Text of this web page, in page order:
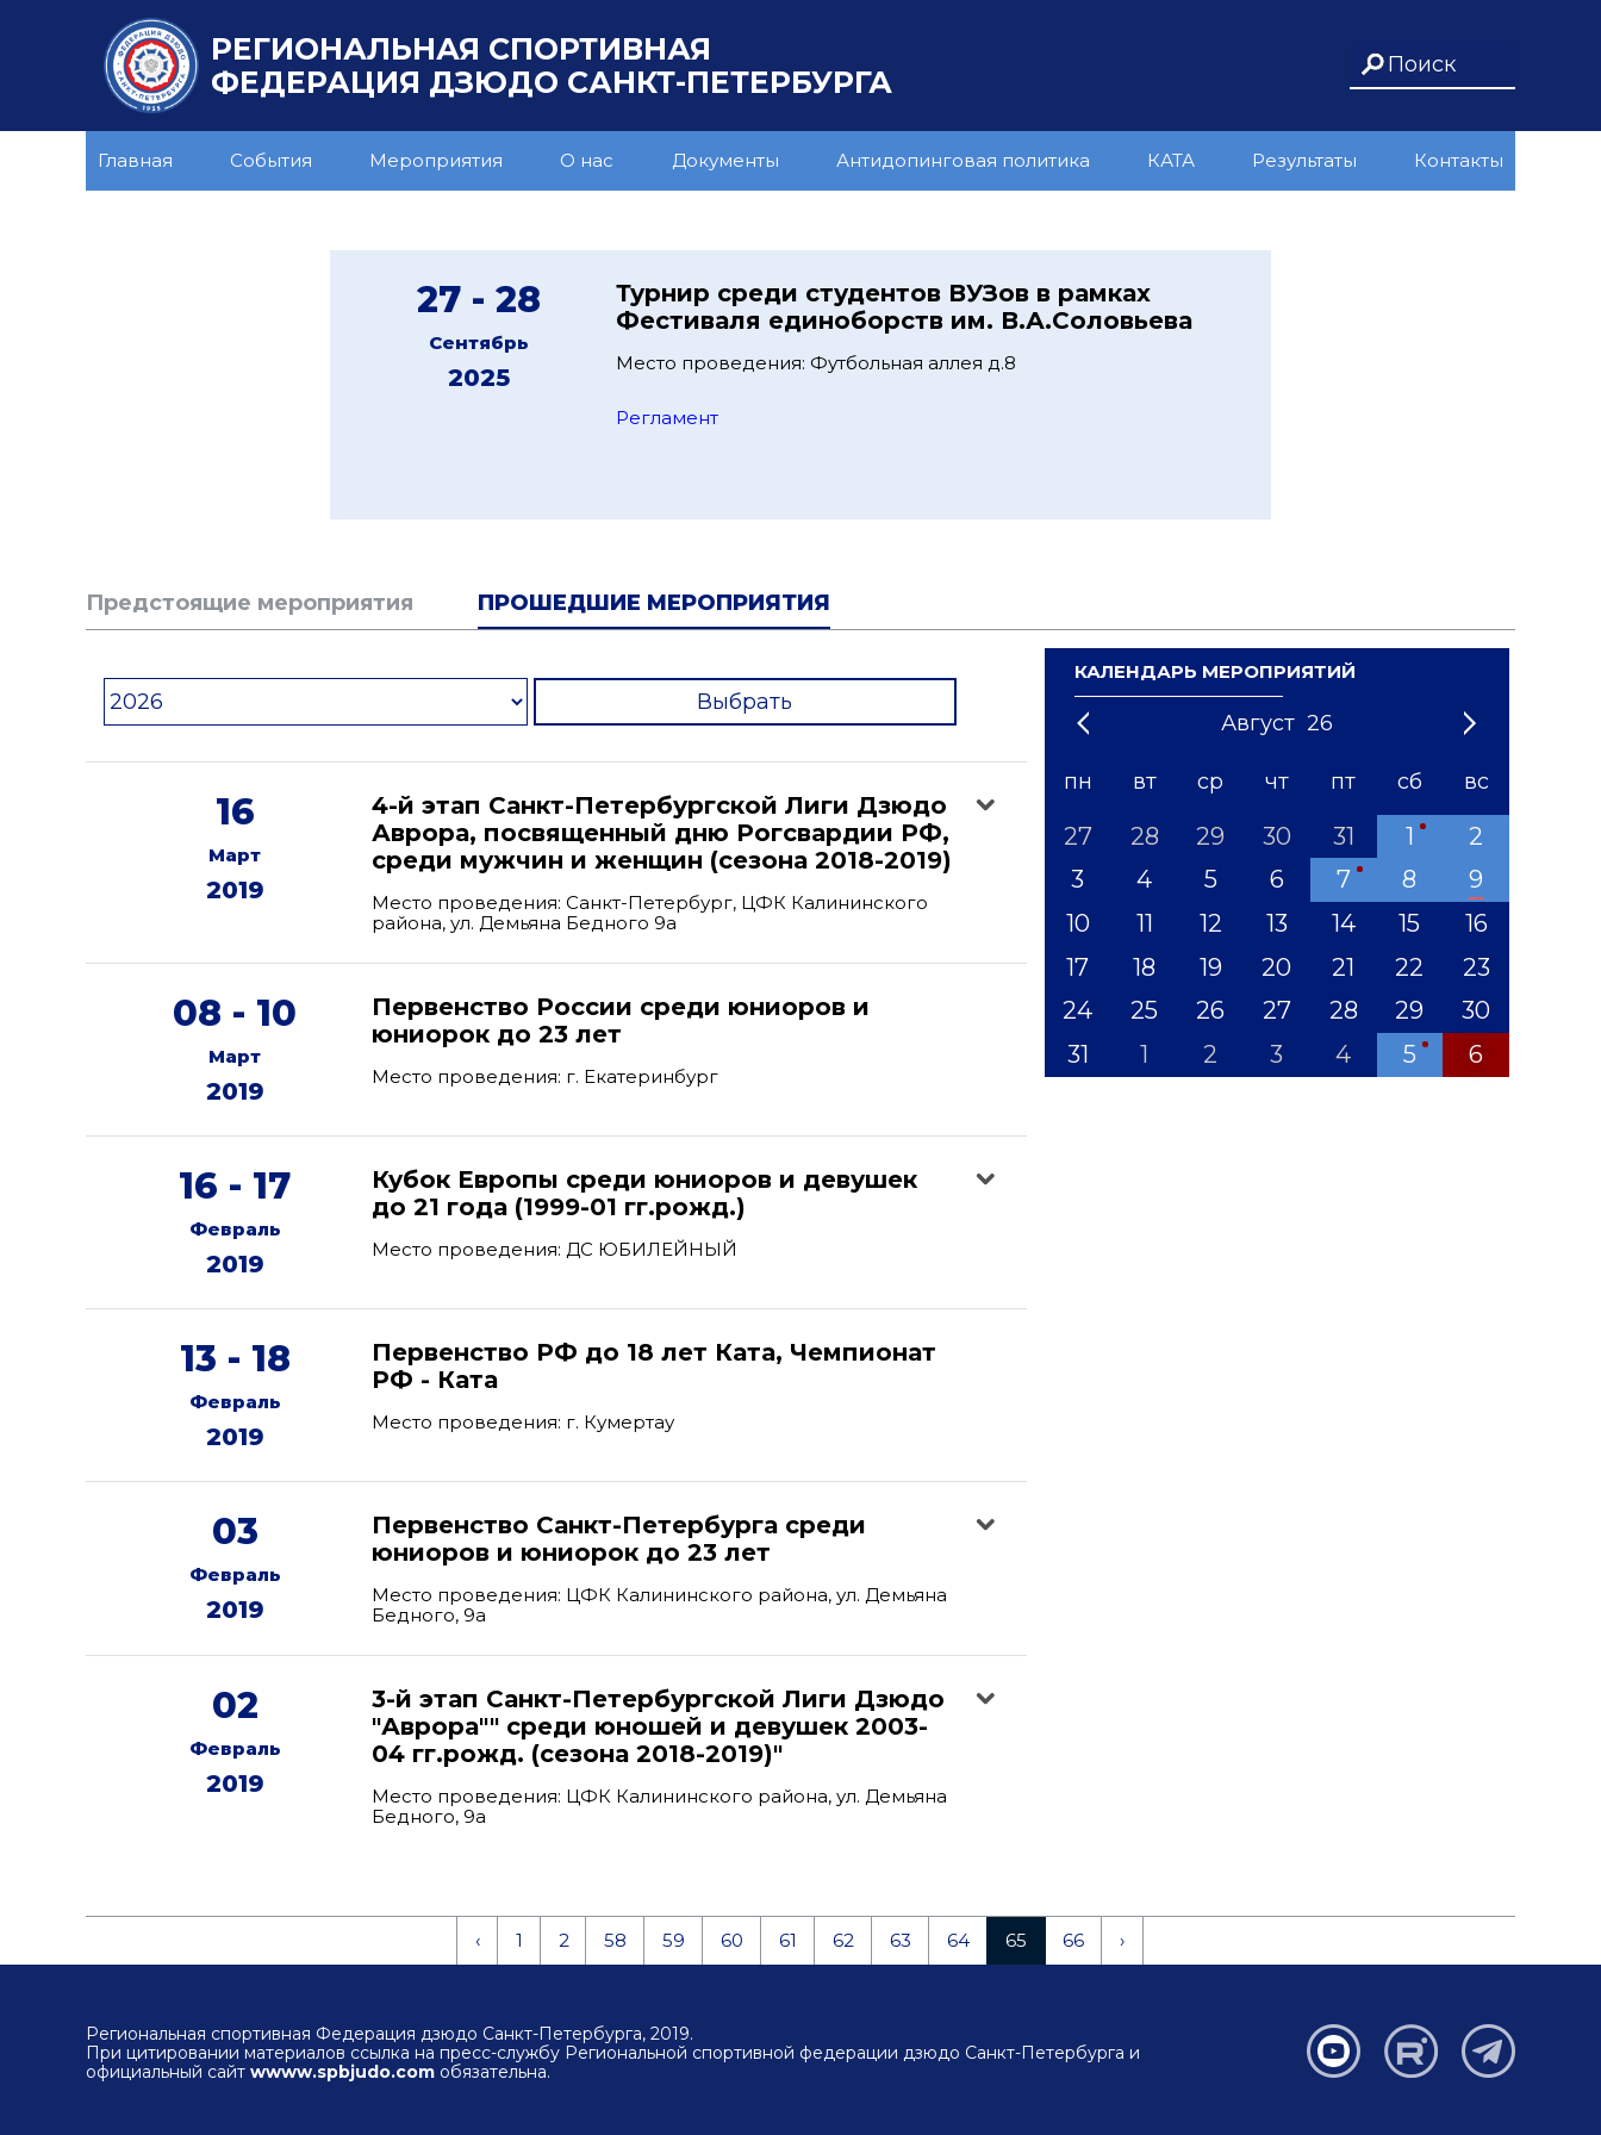
РЕГИОНАЛЬНАЯ СПОРТИВНАЯ
ФЕДЕРАЦИЯ ДЗЮДО САНКТ-ПЕТЕРБУРГА
Главная События Мероприятия О нас Документы Антидопинговая политика КАТА Результаты Контакты
27 - 28
Сентябрь
2025
Турнир среди студентов ВУЗов в рамках
Фестиваля единоборств им. В.А.Соловьева
Место проведения: Футбольная аллея д.8
Регламент
Предстоящие мероприятия ПРОШЕДШИЕ МЕРОПРИЯТИЯ
Выбрать
16
Март
2019
4-й этап Санкт-Петербургской Лиги Дзюдо
Аврора, посвященный дню Рогсвардии РФ,
среди мужчин и женщин (сезона 2018-2019)
Место проведения: Санкт-Петербург, ЦФК Калининского
района, ул. Демьяна Бедного 9а
08 - 10
Март
2019
Первенство России среди юниоров и
юниорок до 23 лет
Место проведения: г. Екатеринбург
16 - 17
Февраль
2019
Кубок Европы среди юниоров и девушек
до 21 года (1999-01 гг.рожд.)
Место проведения: ДС ЮБИЛЕЙНЫЙ
13 - 18
Февраль
2019
Первенство РФ до 18 лет Ката, Чемпионат
РФ - Ката
Место проведения: г. Кумертау
03
Февраль
2019
Первенство Санкт-Петербурга среди
юниоров и юниорок до 23 лет
Место проведения: ЦФК Калининского района, ул. Демьяна
Бедного, 9а
02
Февраль
2019
3-й этап Санкт-Петербургской Лиги Дзюдо
"Аврора"" среди юношей и девушек 2003-
04 гг.рожд. (сезона 2018-2019)"
Место проведения: ЦФК Калининского района, ул. Демьяна
Бедного, 9а
КАЛЕНДАРЬ МЕРОПРИЯТИЙ
Август 26
1 3 5 8 10 12
'21 '23 '24 '25 '26 '27 '28 '29 '31
пн вт ср чт пт сб вс
27 28 29 30 31 1
2
3
4 5 6 7 8
9
10
11 12 13 14 15
16
17
18 19 20 21 22
23
24
25 26 27 28 29
30
31
1 2 3 4 5 6
‹ 1 2 58 59 60 61 62 63 64 65 66 ›
Региональная спортивная Федерация дзюдо Санкт-Петербурга, 2019.
При цитировании материалов ссылка на пресс-службу Региональной спортивной федерации дзюдо Санкт-Петербурга и
официальный сайт wwww.spbjudo.com обязательна.